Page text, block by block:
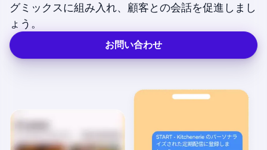
グミックスに組み入れ、顧客との会話を促進しまし
ょう。
お問い合わせ